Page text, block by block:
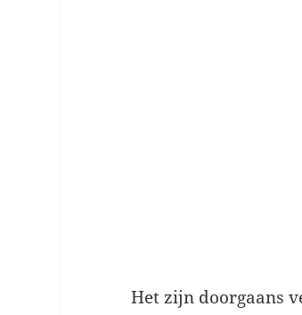
Het zijn doorgaans